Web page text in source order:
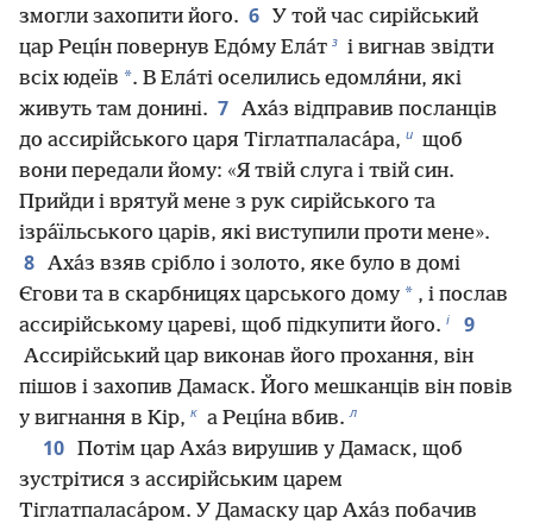
змогли захопити його. 6 У той час сирійський
цар Рецı́н повернув Едо́му Ела́т з і вигнав звідти
всіх юдеїв *. В Ела́ті оселились едомля́ни, які
живуть там донині. 7 Аха́з відправив посланців
до ассирійського царя Тіглатпаласа́ра, и щоб
вони передали йому: «Я твій слуга і твій син.
Прийди і врятуй мене з рук сирійського та
ізра́їльського царів, які виступили проти мене».
8 Аха́з взяв срібло і золото, яке було в домі
Єгови та в скарбницях царського дому * , і послав
ассирійському цареві, щоб підкупити його. і 9
Ассирійський цар виконав його прохання, він
пішов і захопив Дамаск. Його мешканців він повів
у вигнання в Кір, к а Рецı́на вбив. л
10 Потім цар Аха́з вирушив у Дамаск, щоб
зустрітися з ассирійським царем
Тіглатпаласа́ром. У Дамаску цар Аха́з побачив